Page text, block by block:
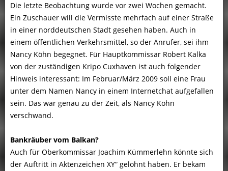
Die letzte Beobachtung wurde vor zwei Wochen gemacht.
Ein Zuschauer will die Vermisste mehrfach auf einer Straße
in einer norddeutschen Stadt gesehen haben. Auch in
einem öffentlichen Verkehrsmittel, so der Anrufer, sei ihm
Nancy Köhn begegnet. Für Hauptkommissar Robert Kalka
von der zuständigen Kripo Cuxhaven ist auch folgender
Hinweis interessant: Im Februar/März 2009 soll eine Frau
unter dem Namen Nancy in einem Internetchat aufgefallen
sein. Das war genau zu der Zeit, als Nancy Köhn
verschwand.
Bankräuber vom Balkan?
Auch für Oberkommissar Joachim Kümmerlehn könnte sich
der Auftritt in Aktenzeichen XY“ gelohnt haben. Er bekam